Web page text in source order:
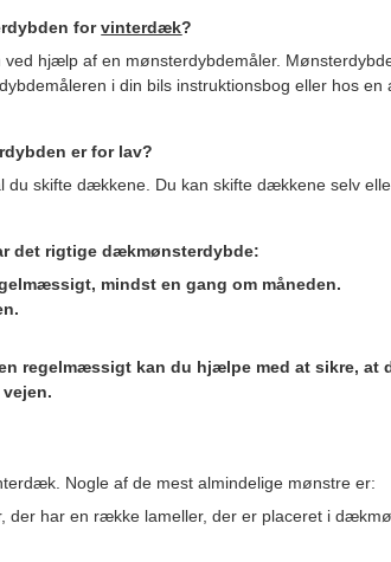
forvinterdæk?
hjælp af en mønsterdybdemåler.
i din bils instruktionsbog eller hos en
er for lav?
skifte dækkene. Du kan skifte dækkene selv
det rigtige dækmønsterdybde:
mindst en gang om måneden.
regelmæssigt kan du hjælpe med at sikre, at
Nogle af de mest almindelige mønstre er:
der har en række lameller, der er placeret i